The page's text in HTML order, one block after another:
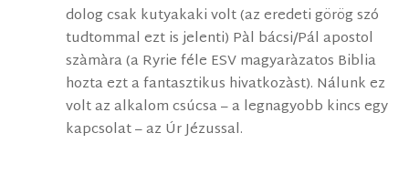
dolog csak kutyakaki volt (az eredeti görög szó
tudtommal ezt is jelenti) Pàl bácsi/Pál apostol
szàmàra (a Ryrie féle ESV magyaràzatos Biblia
hozta ezt a fantasztikus hivatkozàst). Nálunk ez
volt az alkalom csúcsa – a legnagyobb kincs egy
kapcsolat – az Úr Jézussal.